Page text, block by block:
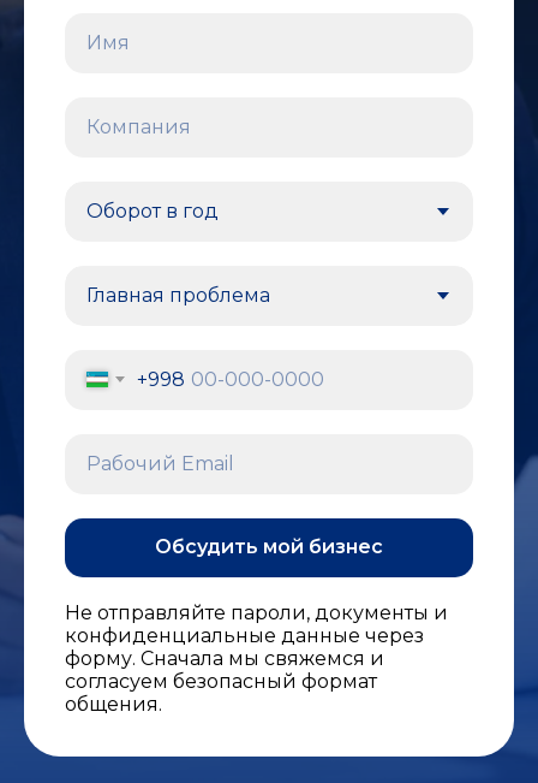
Имя
Компания
+998
Рабочий Email
Обсудить мой бизнес
Не отправляйте пароли, документы и
конфиденциальные данные через
форму. Сначала мы свяжемся и
согласуем безопасный формат
общения.